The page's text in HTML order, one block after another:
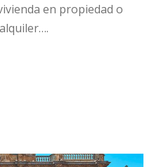
en propiedad o